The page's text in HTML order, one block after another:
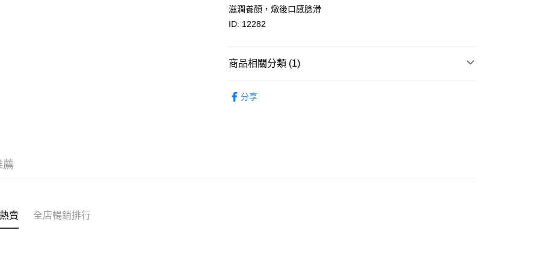
其他轉帳方式
相關說明
時內將付款金額存入以上其中一個戶口，付款後請將收據或成功轉帳畫面
截圖並WhatsApp 90719878 或電郵eshop@premierfood.com.hk，我們在
送貨方式
物流公司會改派其他自取點或其他配送方式。)
滋潤養顏，燉後口感腍滑
ID: 12282
商品相關分類 (1)
分享
薦
賣 全店暢銷排行